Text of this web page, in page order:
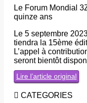
Le Forum Mondial
quinze ans
Le 5 septembre
tiendra la 15ème
L’appel à
seront bientôt
Lire l’article original
CATEGORIES